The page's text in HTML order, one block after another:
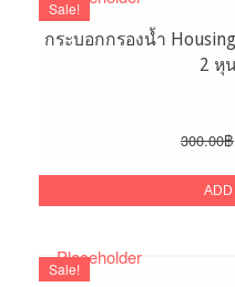
Sale!
กระบอกกรองน้ำ
2 หุ
300.00฿
ADD
Sale!